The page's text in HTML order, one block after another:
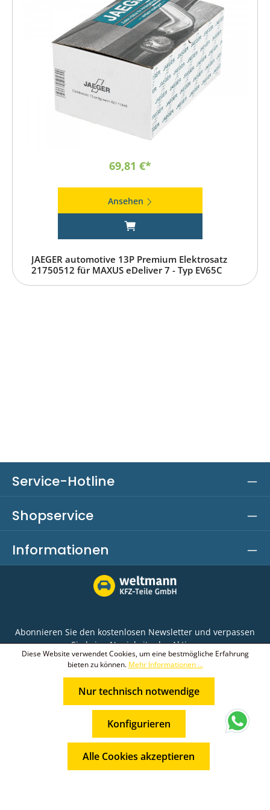
69,81 €*
Ansehen
JAEGER automotive 13P Premium Elektrosatz
21750512 für MAXUS eDeliver 7 - Typ EV65C
Service-Hotline
Shopservice
Informationen
Abonnieren Sie den kostenlosen Newsletter und verpassen
Sie keine Neuigkeit oder Aktion.
E-Mail-Adresse*
Datenschutzbestimmungenzur
Kenntnis genommen und dieAGBgelesen und bin
mit ihnen einverstanden.
Die mit einem Stern (*) markierten Felder sind
© 2026 Weltmann KFZ-Teile GmbH
* Alle Preise inkl. gesetzl. Mehrwertsteuer zzgl.
und ggf. Nachnahmegebühren, wenn nicht
anders angegeben.
Diese Website verwendet Cookies, um eine bestmögliche Erfahrung
bieten zu können. Mehr Informationen ...
Nur technisch notwendige
Konfigurieren
Alle Cookies akzeptieren